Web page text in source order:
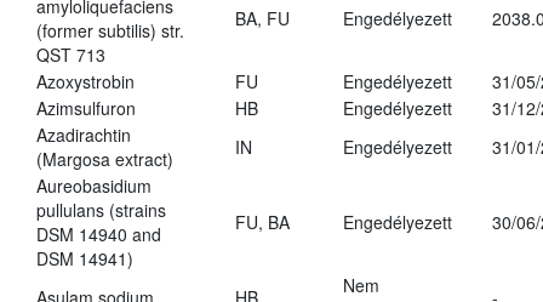
amyloliquefaciens
(former subtilis) str.
QST 713
BA, FU Engedélyezett
Azoxystrobin FU Engedélyezett
31/
Azimsulfuron
HB Engedélyezett
31/
Azadirachtin
(Margosa extract)
IN Engedélyezett
31/
Aureobasidium
pullulans (strains
DSM 14940 and
DSM 14941)
FU, BA Engedélyezett 30/
Nem